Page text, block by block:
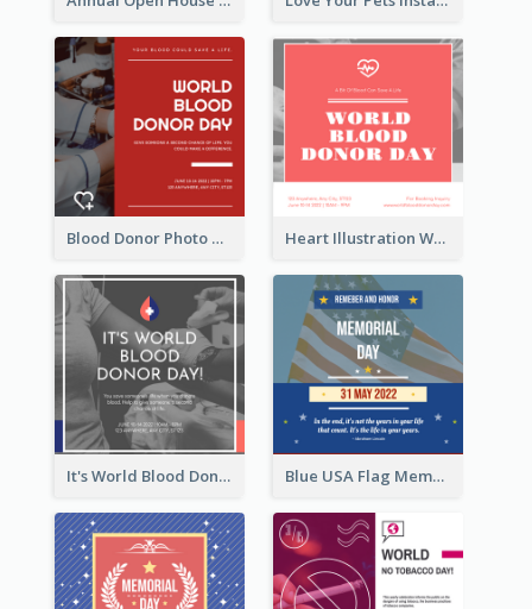
Blood Donor Photo World Blood Donor Day Instagram Post Heart Illustration World Blood Donor Day Instagram Post
It's World Blood Donor Day Photo Instagram Post Blue USA Flag Memorial Day Instagram Post Design